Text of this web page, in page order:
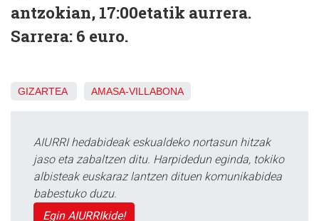
antzokian, 17:00etatik aurrera.
Sarrera: 6 euro.
GIZARTEA AMASA-VILLABONA
AIURRI hedabideak eskualdeko nortasun hitzak
jaso eta zabaltzen ditu. Harpidedun eginda, tokiko
albisteak euskaraz lantzen dituen komunikabidea
babestuko duzu.
Egin AIURRIkide!